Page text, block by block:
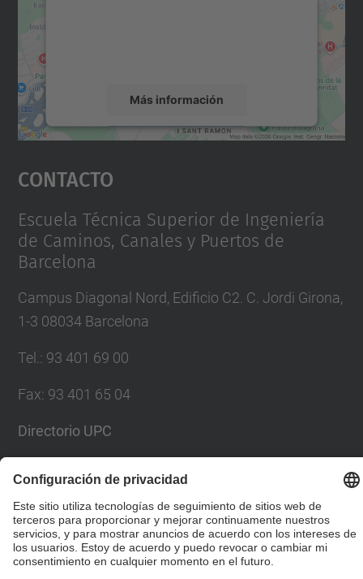
Más información
Aceptar
powered by
Contacto
Escuela Técnica Superior de Ingeniería
de Caminos, Canales y Puertos de
Barcelona
Campus Diagonal Nord, Edificio C2. C. Jordi Girona,
1-3 08034 Barcelona
Tel. : 93 401 69 00
Fax: 93 401 65 04
Directorio UPC
© UPCEscuela Técnica Superior de Ingenieros de Caminos,